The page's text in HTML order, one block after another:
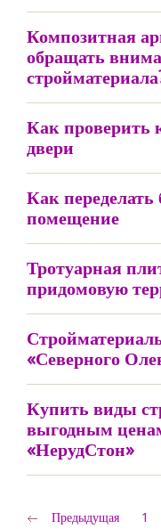
Композитная
обращать
Как проверить
двери
Как
помещение
Тротуарная
придомовую
«Северного
Купить виды
выгодным
«НерудСтон»
Предыдущая 1